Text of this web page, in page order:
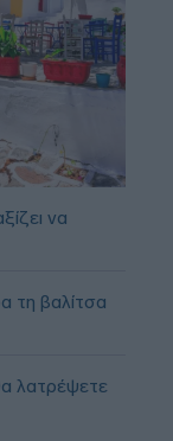
να
τη βαλίτσα
λατρέψετε